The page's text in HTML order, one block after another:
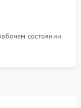
состоянии.